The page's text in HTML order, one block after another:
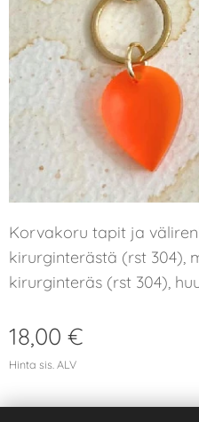
Korvakoru tapit ja
kirurginterästä (rst 304),
kirurginteräs (rst 304),
18,00 €
Hinta sis. ALV